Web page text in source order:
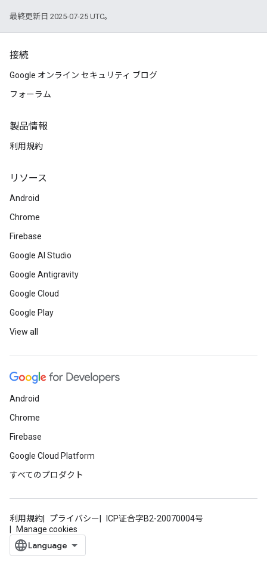
最終更新日 2025-07-25 UTC。
接続
Google オンライン セキュリティ ブログ
フォーラム
製品情報
利用規約
リソース
Android
Chrome
Firebase
Google AI Studio
Google Antigravity
Google Cloud
Google Play
View all
Android
Chrome
Firebase
Google Cloud Platform
すべてのプロダクト
利用規約 プライバシー
ICP证合字B2-20070004号
Manage cookies